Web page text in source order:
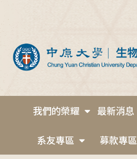
我們的榮耀 最新消息
系友專區 募款專區